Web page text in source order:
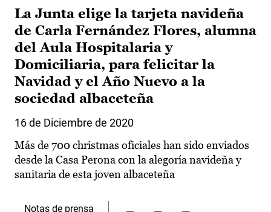
La Junta elige la tarjeta navideña
de Carla Fernández Flores, alumna
del Aula Hospitalaria y
Domiciliaria, para felicitar la
Navidad y el Año Nuevo a la
sociedad albaceteña
16 de Diciembre de 2020
Más de 700 christmas oficiales han sido enviados
desde la Casa Perona con la alegoría navideña y
sanitaria de esta joven albaceteña
Notas de prensa